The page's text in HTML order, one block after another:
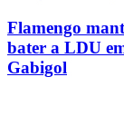
Flamengo
bater a LDU
Gabigol